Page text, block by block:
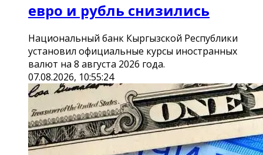
евро и рубль снизились
Национальный банк Кыргызской Республики
установил официальные курсы иностранных
валют на 8 августа 2026 года.
07.08.2026, 10:55:24